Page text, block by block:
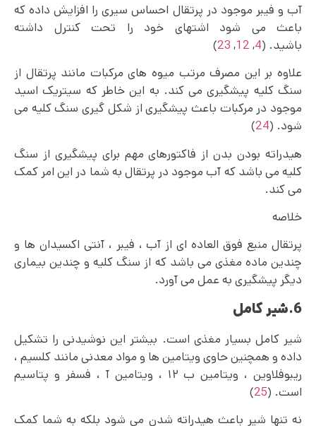
آب و فیبر موجود در پرتقال احساس سیری را افزایش داده که
باعث می شود اشتهای خود را تحت کنترل داشته
باشید. (4
,
12
,
23
)
علاوه بر این مصرف مرتب میوه های مرکبات مانند پرتقال از
سنگ کلیه پیشگیری می‌ کند. به این خاطر که سیتریک اسید
موجود در مرکبات باعث پیشگیری از شکل گیری سنگ کلیه می
شود. (24
)
هیدراته بودن بدن از فاکتورهای مهم برای پیشگیری از سنگ
کلیه می باشد که آب موجود در پرتقال به شما در این امر کمک
می‌ کند.
خلاصه
پرتقال منبع فوق ‌العاده‌ ای از آب ، فیبر ، آنتی اکسیدان ها و
چندین ماده مغذی می باشد که از سنگ کلیه و چندین بیماری
دیگر پیشگیری به عمل می‌ آورد.
6.شیر کامل
شیر کامل بسیار مغذی است. بیشتر این نوشیدنی را تشکیل
داده و همچنین حاوی ویتامین ها و مواد معدنی مانند کلسیم ،
ریبوفلاوین ، ویتامین ب ۱۲ ، ویتامین آ ، فسفر و پتاسیم
است. (25
)
نه تنها شیر باعث هیدراته شدن می شود بلکه به شما کمک